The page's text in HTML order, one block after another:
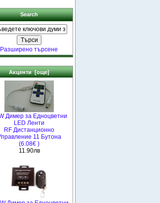
Search
Разширено търсене
Акценти [още]
Димер за Едноцветни
LED Ленти
RF Дистанционно
11 Бутона
(6.08€ )
11.90лв